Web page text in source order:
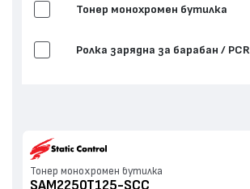
Тонер монохромен бутилка
Ролка зарядна за барабан / PCR
Тонер монохромен бутилка
SAM2250T125-SCC